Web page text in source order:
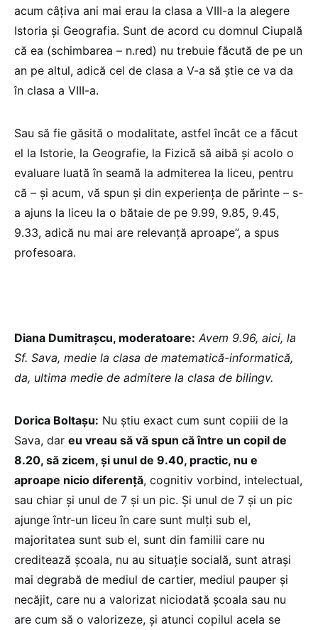
acum câțiva ani mai erau la clasa a VIII-a la alegere
Istoria și Geografia. Sunt de acord cu domnul Ciupală
că ea (schimbarea – n.red) nu trebuie făcută de pe un
an pe altul, adică cel de clasa a V-a să știe ce va da
în clasa a VIII-a.
Sau să fie găsită o modalitate, astfel încât ce a făcut
el la Istorie, la Geografie, la Fizică să aibă și acolo o
evaluare luată în seamă la admiterea la liceu, pentru
că – și acum, vă spun și din experiența de părinte – s-
a ajuns la liceu la o bătaie de pe 9.99, 9.85, 9.45,
9.33, adică nu mai are relevanță aproape”, a spus
profesoara.
Diana Dumitrașcu, moderatoare: Avem 9.96, aici, la
Sf. Sava, medie la clasa de matematică-informatică,
da, ultima medie de admitere la clasa de bilingv.
Dorica Boltașu: Nu știu exact cum sunt copiii de la
Sava, dar eu vreau să vă spun că între un copil de
8.20, să zicem, și unul de 9.40, practic, nu e
aproape nicio diferență, cognitiv vorbind, intelectual,
sau chiar și unul de 7 și un pic. Și unul de 7 și un pic
ajunge într-un liceu în care sunt mulți sub el,
majoritatea sunt sub el, sunt din familii care nu
creditează școala, nu au situație socială, sunt atrași
mai degrabă de mediul de cartier, mediul pauper și
necăjit, care nu a valorizat niciodată școala sau nu
are cum să o valorizeze, și atunci copilul acela se